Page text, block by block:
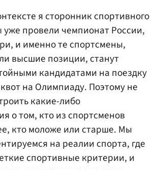
я сторонник спортивного
провели чемпионат России,
и именно те спортсмены,
высшие позиции, станут
кандидатами на поездку
на Олимпиаду. Поэтому не
какие-либо
о том, кто из спортсменов
кто моложе или старше. Мы
на реалии спорта, где
спортивные критерии, и